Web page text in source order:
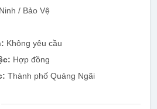
/ Bảo Vệ
Không yêu cầu
Hợp đồng
Thành phố Quảng Ngãi